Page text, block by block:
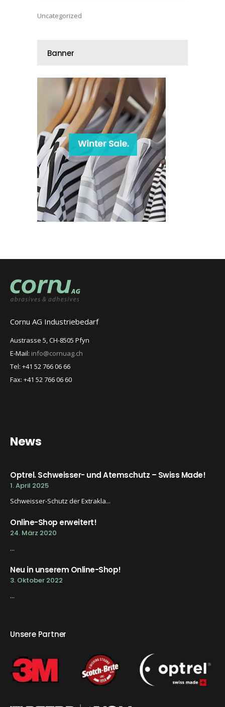
Uncategorized
Banner
Cornu AG Industriebedarf
Austrasse 5, CH-8505 Pfyn
E-Mail: info@cornuag.ch
Tel: +41 52 766 06 66
Fax: +41 52 766 06 60
News
Optrel. Schweisser- und Atemschutz – Swiss Made!
1. April 2025
Schweisser-Schutz der Extrakla...
Online-Shop erweitert!
24. März 2020
...
Neu in unserem Online-Shop!
3. Oktober 2022
...
Unsere Partner